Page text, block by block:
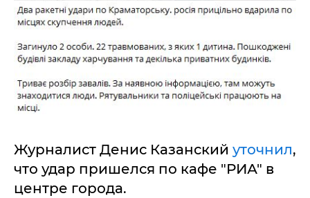
Журналист Денис Казанский уточнил,
что удар пришелся по кафе "РИА" в
центре города.